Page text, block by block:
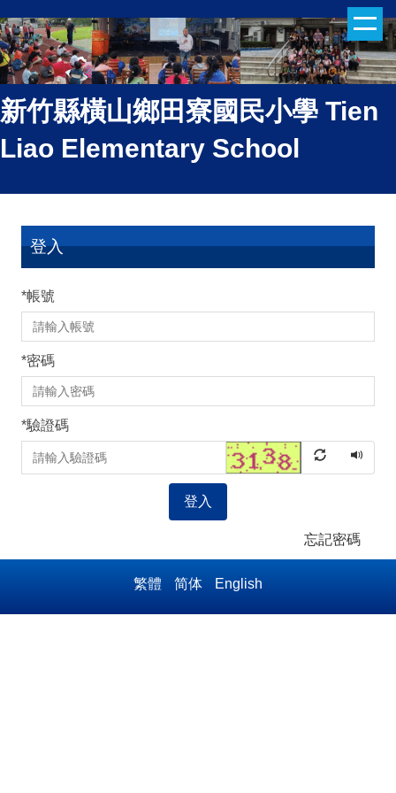
到
主
要
內
容
區
新竹縣橫山鄉田寮國民小學 Tien
Liao Elementary School
登入
*帳號
*密碼
*驗證碼
登入
忘記密碼
繁體 简体 English